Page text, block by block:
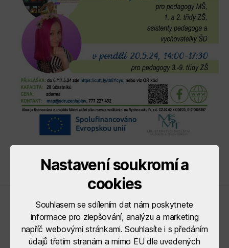
Řídící orgány
Nastavení soukromí a
cookies
Souhlasem se sdílením dat nám poskytnete
informace pro zlepšování, analýzu a marketing
napříč webovými stránkami. Souhlasíte i s předáním
údajů třetím stranám a mimo EU dle uvedených